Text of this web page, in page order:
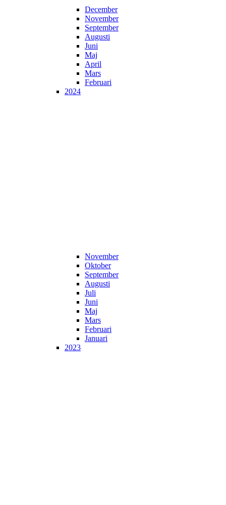
December
November
September
Augusti
Juni
Maj
April
Mars
Februari
2024
November
Oktober
September
Augusti
Juli
Juni
Maj
Mars
Februari
Januari
2023